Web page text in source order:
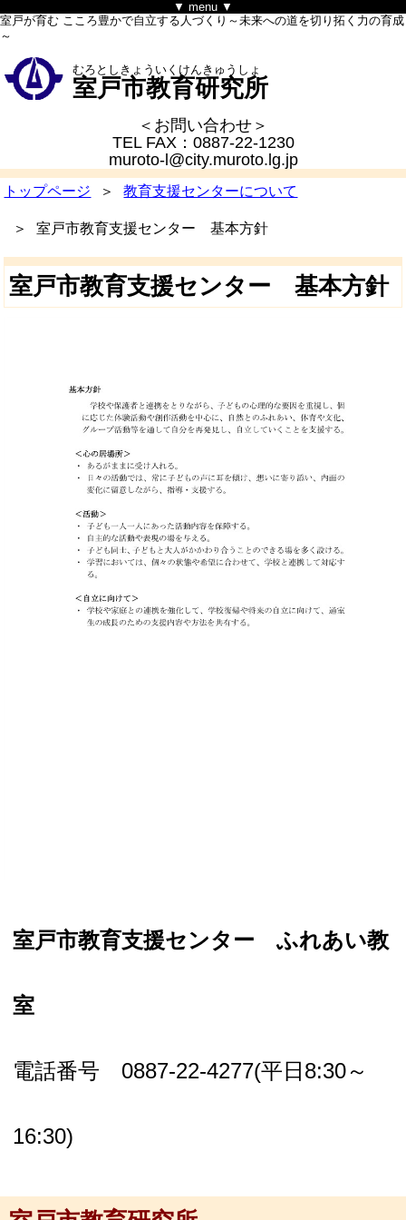
▼ menu ▼
室戸が育む こころ豊かで自立する人づくり～未来への道を切り拓く力の育成
～
むろとしきょういくけんきゅうしょ
室戸市教育研究所
＜お問い合わせ＞
TEL FAX：0887-22-1230
muroto-l@city.muroto.lg.jp
トップページ 教育支援センターについて
室戸市教育支援センター 基本方針
室戸市教育支援センター 基本方針
室戸市教育支援センター ふれあい教
室
電話番号 0887-22-4277(平日8:30～
16:30)